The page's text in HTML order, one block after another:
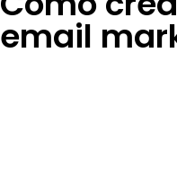
email